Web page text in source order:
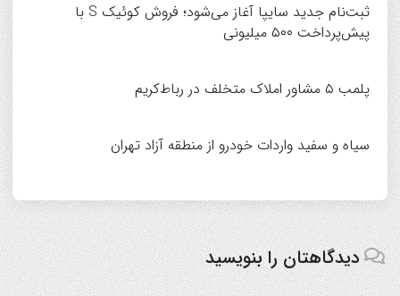
ثبت‌نام جدید سایپا آغاز می‌شود؛ فروش کوئیک S با
پیش‌پرداخت ۵۰۰ میلیونی
پلمب ۵ مشاور املاک متخلف در رباط‌کریم
سیاه و سفید واردات خودرو از منطقه آزاد تهران
دیدگاهتان را بنویسید